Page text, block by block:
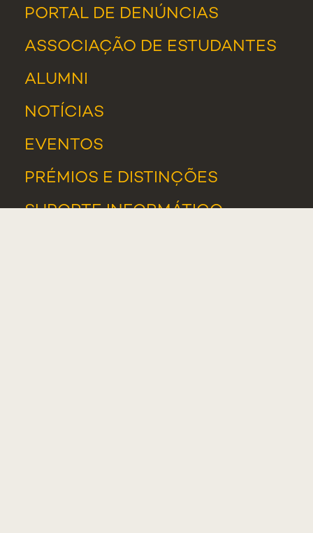
PORTAL DE DENÚNCIAS
ASSOCIAÇÃO DE ESTUDANTES
ALUMNI
NOTÍCIAS
EVENTOS
PRÉMIOS E DISTINÇÕES
SUPORTE INFORMÁTICO